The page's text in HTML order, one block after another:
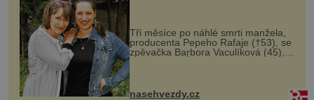
Tři měsíce po náhlé smrti manžela,
producenta Pepeho Rafaje (†53), se
zpěvačka Barbora Vaculíková (45),
dcera Petry Černocké (75), poprvé
ozvala veřejnosti. Na sociální síti
sdílela, že se snaží fung...
nasehvezdy.cz